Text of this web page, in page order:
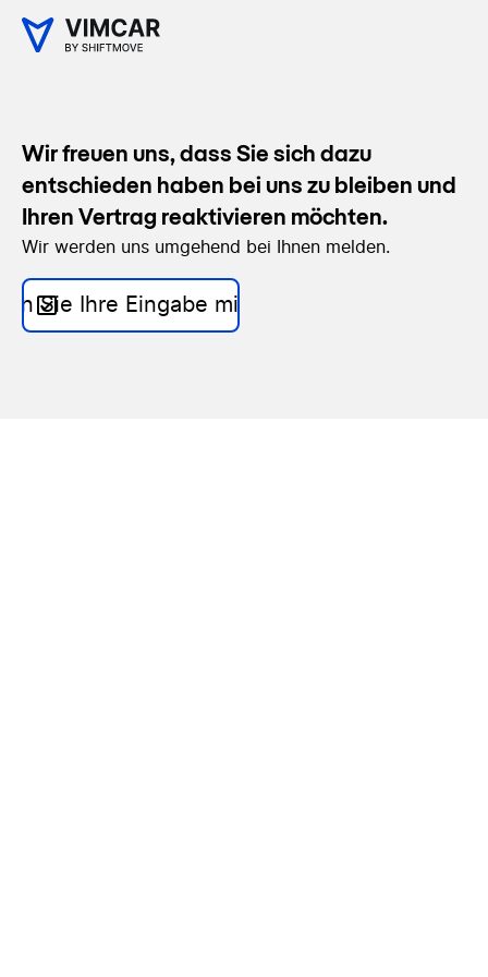
Wir freuen uns, dass Sie sich dazu
entschieden haben bei uns zu bleiben und
Ihren Vertrag reaktivieren möchten.
Wir werden uns umgehend bei Ihnen melden.